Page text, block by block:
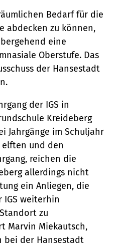
HH)
Betreuung
Ordnung
und
1
Bedarf für die
abdecken zu können,
eine
Oberstufe. Das
der Hansestadt
der IGS in
Kreideberg
Jahrgänge im Schuljahr
elften und den
reichen die
allerdings nicht
ein Anliegen, die
IGS weiterhin
zu
Marvin Miekautsch,
bei der Hansestadt